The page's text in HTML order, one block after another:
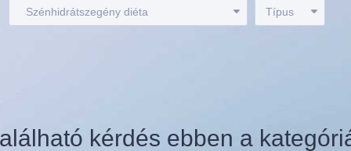
Szénhidrátszegény diéta Típus
kérdés ebben a